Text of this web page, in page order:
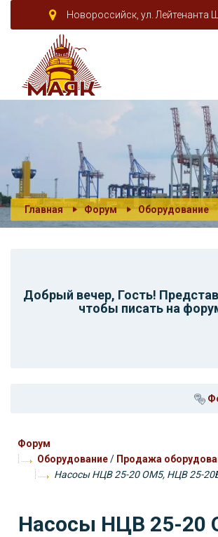
Новороссийск, ул. Лейтенанта
Главная Форум Оборудование
Добрый вечер, Гость!
чтобы писать на
Форум
Оборудование/ Продажа
Насосы НЦВ 25-20 ОМ5, НЦВ 25-
Насосы НЦВ 25-20